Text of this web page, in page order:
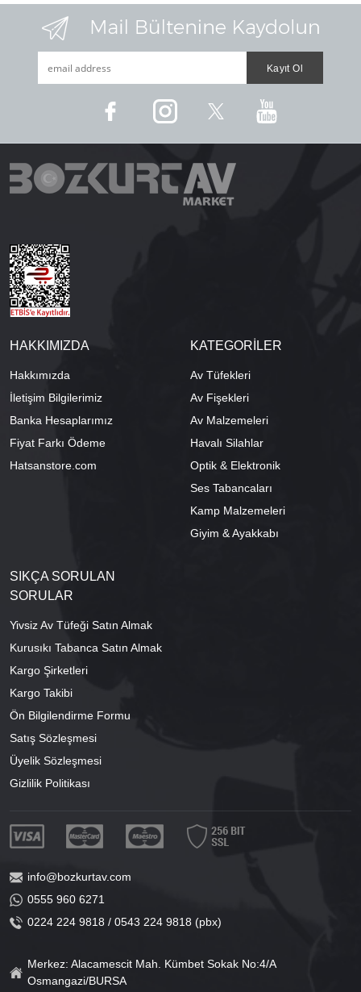
HAKKIMIZDA
Hakkımızda
İletişim Bilgilerimiz
Banka Hesaplarımız
Fiyat Farkı Ödeme
Hatsanstore.com
KATEGORİLER
Av Tüfekleri
Av Fişekleri
Av Malzemeleri
Havalı Silahlar
Optik & Elektronik
Ses Tabancaları
Kamp Malzemeleri
Giyim & Ayakkabı
SIKÇA SORULAN
SORULAR
Yivsiz Av Tüfeği Satın Almak
Kurusıkı Tabanca Satın Almak
Kargo Şirketleri
Kargo Takibi
Ön Bilgilendirme Formu
Satış Sözleşmesi
Üyelik Sözleşmesi
Gizlilik Politikası
info@bozkurtav.com
0555 960 6271
0224 224 9818 / 0543 224 9818 (pbx)
Merkez: Alacamescit Mah. Kümbet Sokak No:4/A
Osmangazi/BURSA